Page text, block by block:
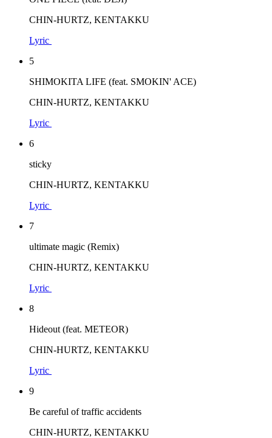
CHIN-HURTZ, KENTAKKU
Lyric
5
SHIMOKITA LIFE (feat. SMOKIN' ACE)
CHIN-HURTZ, KENTAKKU
Lyric
6
sticky
CHIN-HURTZ, KENTAKKU
Lyric
7
ultimate magic (Remix)
CHIN-HURTZ, KENTAKKU
Lyric
8
Hideout (feat. METEOR)
CHIN-HURTZ, KENTAKKU
Lyric
9
Be careful of traffic accidents
CHIN-HURTZ, KENTAKKU